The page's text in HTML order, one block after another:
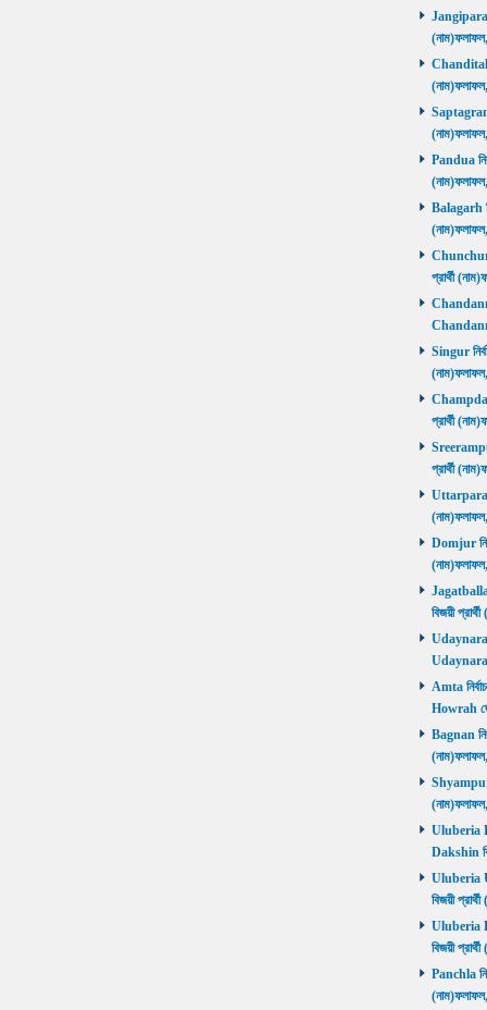
Jangipara
Chanditala
Saptagram
Pandua
Balagarh
Chunchura
প্রার্থী
Singur
প্রার্থী
প্রার্থী
Uttarpara
Domjur
বিজয়ী
Amta
Howrah
Bagnan
Shyampur
Uluberia
Dakshin
Uluberia
বিজয়ী
Uluberia
বিজয়ী
Panchla